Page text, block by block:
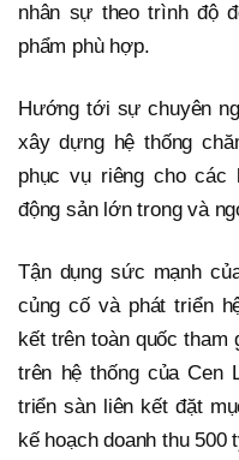
nhân sự theo trình độ
phẩm phù hợp.
Hướng tới sự chuyên
xây dựng hệ thống
phục vụ riêng cho các
động sản lớn trong và
Tận dụng sức mạnh
củng cố và phát triển
kết trên toàn quốc tham
trên hệ thống của Cen
triển sàn liên kết đặt
kế hoạch doanh thu 500